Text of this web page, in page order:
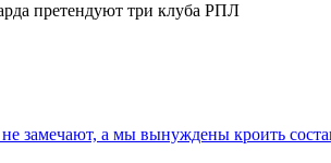
претендуют три клуба РПЛ
замечают, а мы вынуждены кроить